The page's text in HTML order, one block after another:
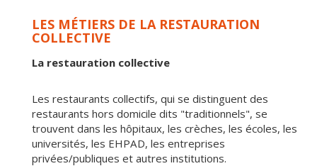
LES MÉTIERS DE LA RESTAURATION
COLLECTIVE
La restauration collective
Les restaurants collectifs, qui se distinguent des
restaurants hors domicile dits "traditionnels", se
trouvent dans les hôpitaux, les crèches, les écoles, les
universités, les EHPAD, les entreprises
privées/publiques et autres institutions.